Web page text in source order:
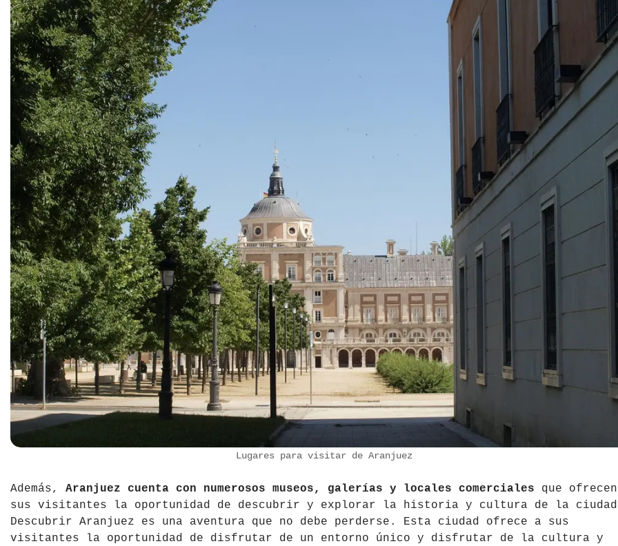
Lugares para visitar de Aranjuez
Además, Aranjuez cuenta con numerosos museos, galerías y locales comerciales que
sus visitantes la oportunidad de descubrir y explorar la historia y cultura de la
Descubrir Aranjuez es una aventura que no debe perderse. Esta ciudad ofrece a sus
visitantes la oportunidad de disfrutar de un entorno único y disfrutar de la cultura y